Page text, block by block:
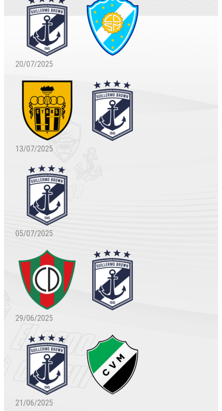
20/07/2025
13/07/2025
05/07/2025
29/06/2025
21/06/2025